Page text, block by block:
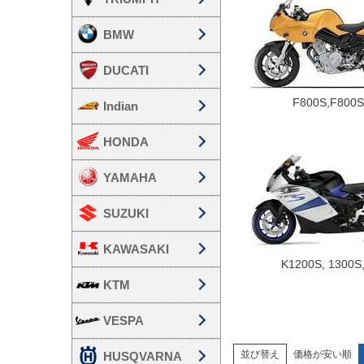
BMW
DUCATI
Indian
HONDA
YAMAHA
SUZUKI
KAWASAKI
KTM
VESPA
HUSQVARNA
K1200S,
並び替え 価格が安い順